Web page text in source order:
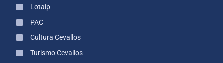
Lotaip
PAC
Cultura Cevallos
Turismo Cevallos